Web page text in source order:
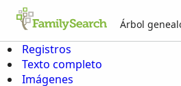
Árbol
Registros
Texto completo
Imágenes